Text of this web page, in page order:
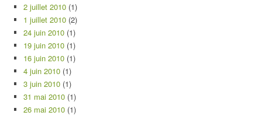
2 juillet 2010 (1)
1 juillet 2010 (2)
24 juin 2010 (1)
19 juin 2010 (1)
16 juin 2010 (1)
4 juin 2010 (1)
3 juin 2010 (1)
31 mai 2010 (1)
26 mai 2010 (1)